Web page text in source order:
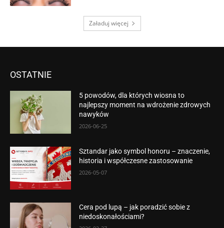
Załaduj więcej
OSTATNIE
5 powodów, dla których wiosna to
najlepszy moment na wdrożenie zdrowych
nawyków
2026-06-25
Sztandar jako symbol honoru – znaczenie,
historia i współczesne zastosowanie
2026-05-07
Cera pod lupą – jak poradzić sobie z
niedoskonałościami?